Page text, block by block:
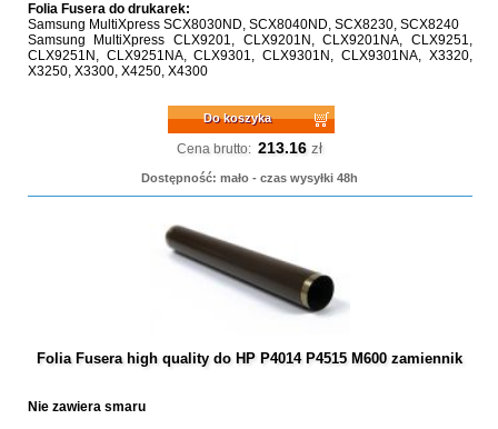
Folia Fusera do drukarek:
Samsung MultiXpress SCX8030ND, SCX8040ND, SCX8230, SCX8240
Samsung MultiXpress CLX9201, CLX9201N, CLX9201NA, CLX9251,
CLX9251N, CLX9251NA, CLX9301, CLX9301N, CLX9301NA, X3320,
X3250, X3300, X4250, X4300
Do koszyka
Cena brutto: 213.16 zł
Dostępność: mało - czas wysyłki 48h
Folia Fusera high quality do HP P4014 P4515 M600 zamiennik
Nie zawiera smaru